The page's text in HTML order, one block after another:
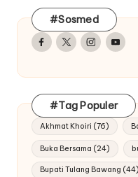
#Sosmed
Facebook
TwitterInstagram
Youtube
#Tag Populer
Akhmat Khoiri (76)
Buka Bersama (24)
Bupati Tulang Bawang (44)